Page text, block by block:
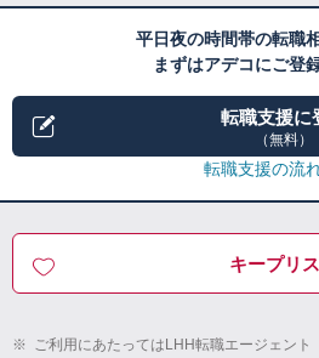
平日夜の時間帯の転職
まずはアデコにご登
転職支援に
（無料）
転職支援の流
キープリ
※ ご利用にあたってはLHH転職エージェン